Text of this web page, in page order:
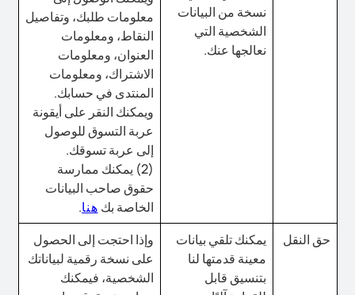
نسخة من البيانات
الشخصية التي
نعالجها عنك.
معلومات طلبك، وتفاصيل
النقاط، ومعلومات
العنوان، ومعلومات
الاشتراك، ومعلومات
المنتدى في حسابك.
ويمكنك النقر على أيقونة
عربة التسوق للوصول
إلى عربة تسوقك.
(2) يمكنك ممارسة
حقوق صاحب البيانات
الخاصة بك هنا.
حق النقل
يمكنك تلقي بيانات
معينة قدمتها لنا
بتنسيق قابل
وإذا احتجت إلى الحصول
على نسخة رقمية لبياناتك
الشخصية، فيمكنك